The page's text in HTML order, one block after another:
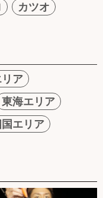
カツオ
ア
東海エリア
国エリア